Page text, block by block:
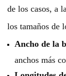
de los casos, a
los tamaños de
Ancho de la
anchos más